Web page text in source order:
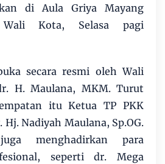
di Aula Griya Mayang
Kota, Selasa pagi
secara resmi oleh Wali
H. Maulana, MKM. Turut
itu Ketua TP PKK
Hj. Nadiyah Maulana, Sp.OG.
menghadirkan para
seperti dr. Mega